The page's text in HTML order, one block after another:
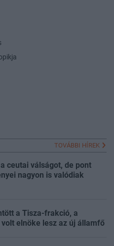
TOVÁBBI HÍREK
ceutai válságot, de pont
nagyon is valódiak
a Tisza-frakció, a
elnöke lesz az új államfő